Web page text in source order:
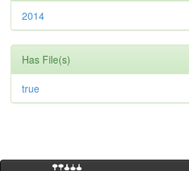
2014
Has File(s)
true